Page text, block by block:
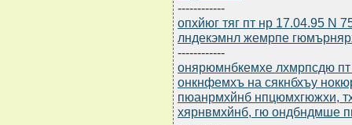
------------
опхйюг тяг пт нр 17.04.95 N
лндекэмнл жемрпе
------------
онярюмнбкемхе лхмрпсдю
онкнфемхъ на сякнбхъу
пюанрмхйнб нпцюмхгюжхи,
хярнвмхйнб, гю ондбндмше